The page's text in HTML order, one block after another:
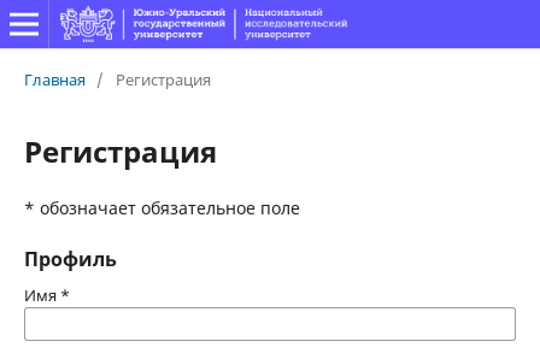
Главная / Регистрация
Регистрация
* обозначает обязательное поле
Профиль
Имя *